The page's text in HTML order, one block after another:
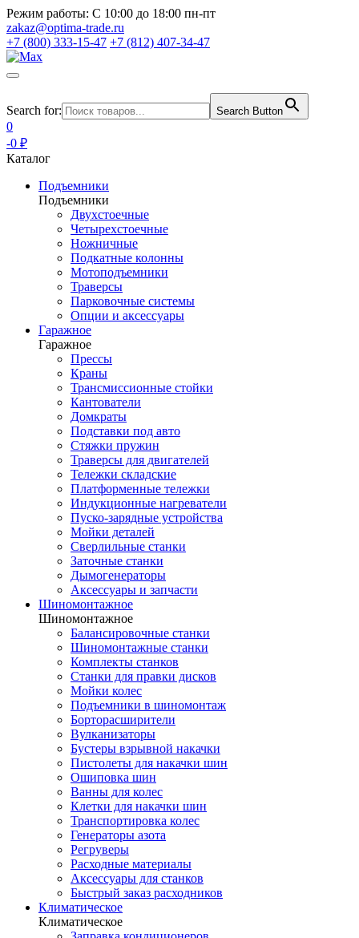
Режим работы: С 10:00 до 18:00 пн-пт
zakaz@optima-trade.ru
+7 (800) 333-15-47 +7 (812) 407-34-47
Search for: Search Button
0
-0 ₽
Каталог
Подъемники
Подъемники
Двухстоечные
Четырехстоечные
Ножничные
Подкатные колонны
Мотоподъемники
Траверсы
Парковочные системы
Опции и аксессуары
Гаражное
Гаражное
Прессы
Краны
Трансмиссионные стойки
Кантователи
Домкраты
Подставки под авто
Стяжки пружин
Траверсы для двигателей
Тележки складские
Платформенные тележки
Индукционные нагреватели
Пуско-зарядные устройства
Мойки деталей
Сверлильные станки
Заточные станки
Дымогенераторы
Аксессуары и запчасти
Шиномонтажное
Шиномонтажное
Балансировочные станки
Шиномонтажные станки
Комплекты станков
Станки для правки дисков
Мойки колес
Подъемники в шиномонтаж
Борторасширители
Вулканизаторы
Бустеры взрывной накачки
Пистолеты для накачки шин
Ошиповка шин
Ванны для колес
Клетки для накачки шин
Транспортировка колес
Генераторы азота
Регруверы
Расходные материалы
Аксессуары для станков
Быстрый заказ расходников
Климатическое
Климатическое